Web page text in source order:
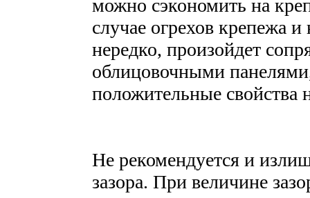
можно сэкономить на
случае огрехов крепежа
нередко, произойдет
облицовочными
положительные свойства
Не рекомендуется и
зазора. При величине